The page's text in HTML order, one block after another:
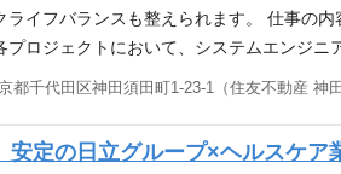
プ企業の一員として】製薬企業を中心と
ービスを提供している会社です。
イフバランスも整えられます。 仕事の
ロジェクトにおいて、システムエンジ
で様々ございます。数年後にはＰＭもし
て頂きます。 ※製薬業界や営業領域の
ストの実施経験のある方 ■2〜3名のチー
都千代田区神田須田町1-23-1（住友不動産 神
安定の日立グループ×ヘルスケア